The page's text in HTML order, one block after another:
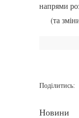
напрями
(та
Поділитись:
Новини